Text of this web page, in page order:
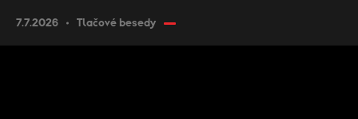
7.7.2026 Tlačové besedy